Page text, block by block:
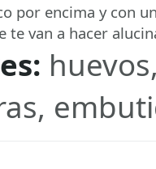
por encima y con
te van a hacer